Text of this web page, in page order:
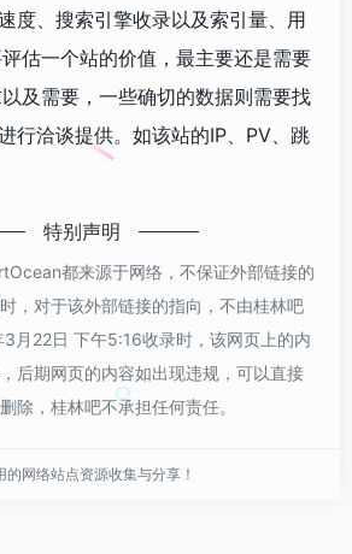
度、搜索引擎收录以及索引量、用
估一个站的价值，最主要还是需要
及需要，一些确切的数据则需要找
行洽谈提供。如该站的IP、PV、跳
特别声明
都来源于网络，不保证外部链接的
，对于该外部链接的指向，不由桂林吧
月22日 下午5:16收录时，该网页上的内
后期网页的内容如出现违规，可以直接
除，桂林吧不承担任何责任。
网络站点资源收集与分享！